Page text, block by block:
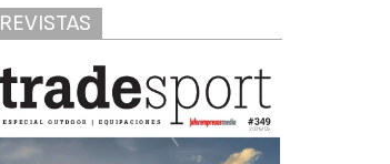
REVISTAS